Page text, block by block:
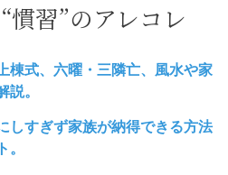
慣習”のアレコレ
棟式、六曜・三隣亡、風水や家
説。
しすぎず家族が納得できる方法
。